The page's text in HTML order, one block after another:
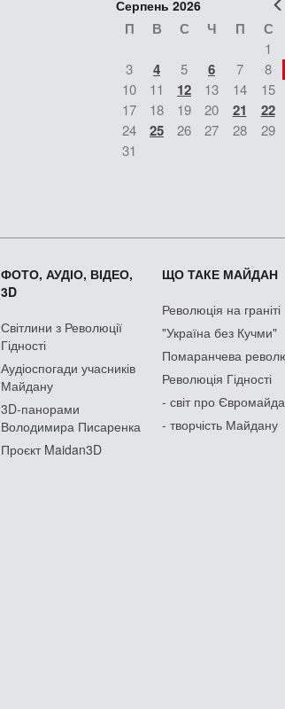
Серпень 2026
П В С Ч П С
1
3 4 5 6 7 8
10
11 12 13 14 15
17
18 19 20 21 22
24
25 26 27 28 29
31
ФОТО, АУДІО, ВІДЕО,
3D
Світлини з Революції
Гідності
Аудіоспогади учасників
Майдану
3D-панорами
Володимира Писаренка
Проєкт Maidan3D
ЩО ТАКЕ МАЙДАН
Революція на граніті
"Україна без Кучми"
Помаранчева
Революція Гідності
- світ про
- творчість Майдану